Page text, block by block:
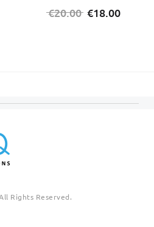
€20.00 Original
€18.00
Rights Reserved.